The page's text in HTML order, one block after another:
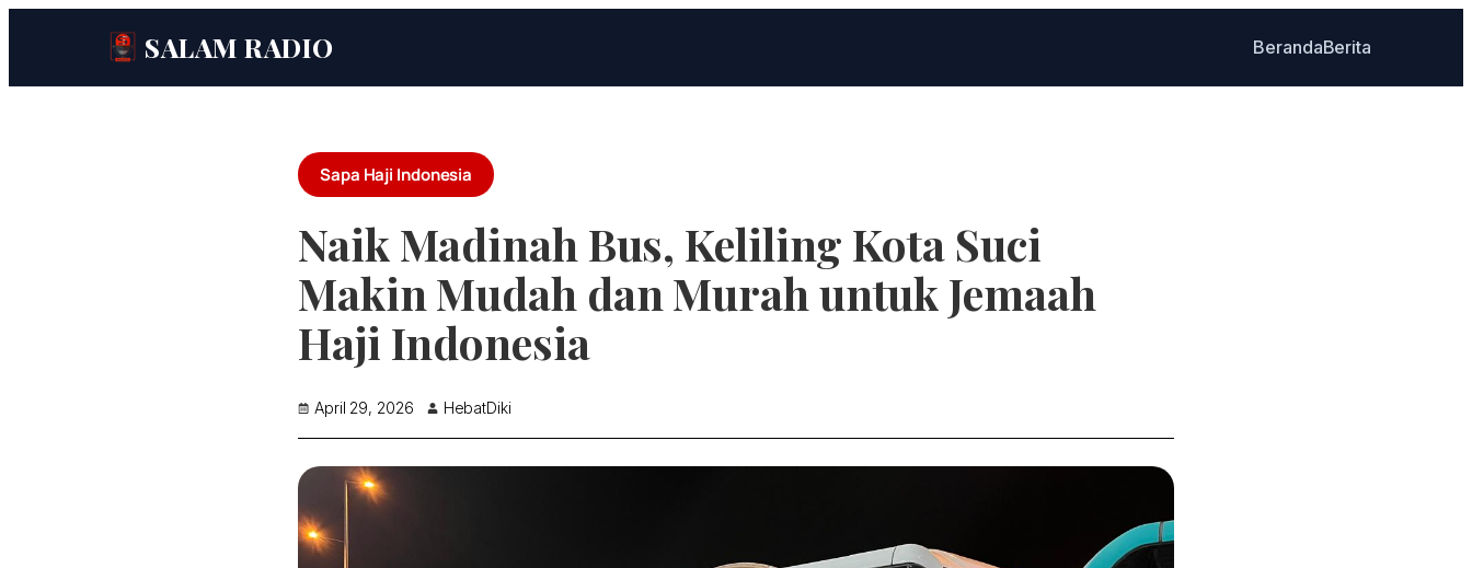
SALAM RADIO BerandaBerita
Sapa Haji Indonesia
Naik Madinah Bus, Keliling Kota Suci
Makin Mudah dan Murah untuk Jemaah
Haji Indonesia
April 29, 2026 HebatDiki